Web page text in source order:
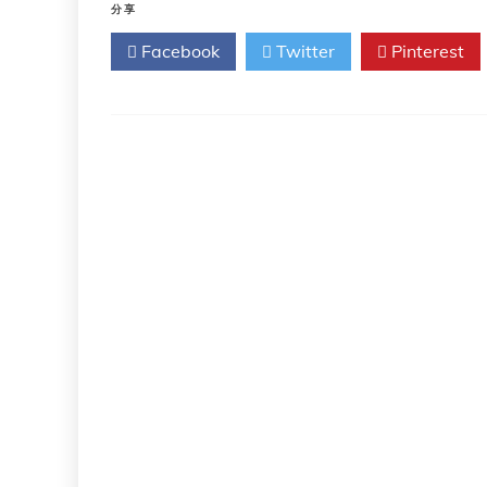
疫
苗
不
分享
Facebook Twitter Pinterest